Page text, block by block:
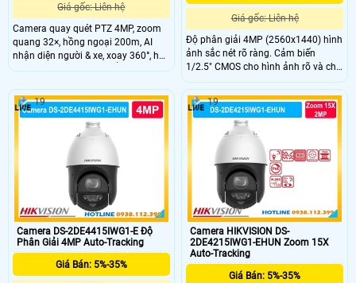
Giá gốc: Liên hệ
Camera quay quét PTZ 4MP, zoom
quang 32×, hồng ngoại 200m, AI
nhận diện người & xe, xoay 360°, hỗ
trợ Smart Tracking, chuẩn IP67.
Giá gốc: Liên hệ
Độ phân giải 4MP (2560x1440) hình
ảnh sắc nét rõ ràng. Cảm biến
1/2.5" CMOS cho hình ảnh rõ và chi
tiết tốt. Zoom quang 32X quan sát
xa rõ nét trong mọi điều kiện. Hồng
ngoại 200m hỗ trợ giám sát ban
đêm hiệu quả cao.
Camera DS-2DE4415IWG1-E Độ
Phân Giải 4MP Auto-Tracking
Giá Bán: 5%-35%
19
Camera HIKVISION DS-
2DE4215IWG1-EHUN Zoom 15X
Auto-Tracking
Giá Bán: 5%-35%
19